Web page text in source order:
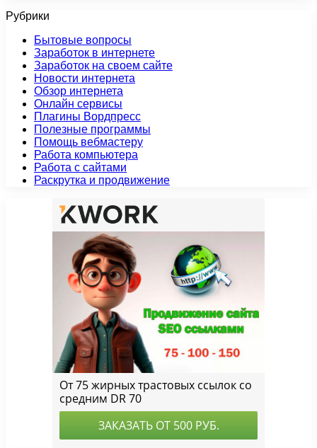
Рубрики
Бытовые вопросы
Заработок в интернете
Заработок на своем сайте
Новости интернета
Обзор интернета
Онлайн сервисы
Плагины Вордпресс
Полезные программы
Помощь вебмастеру
Работа компьютера
Работа с сайтами
Раскрутка и продвижение